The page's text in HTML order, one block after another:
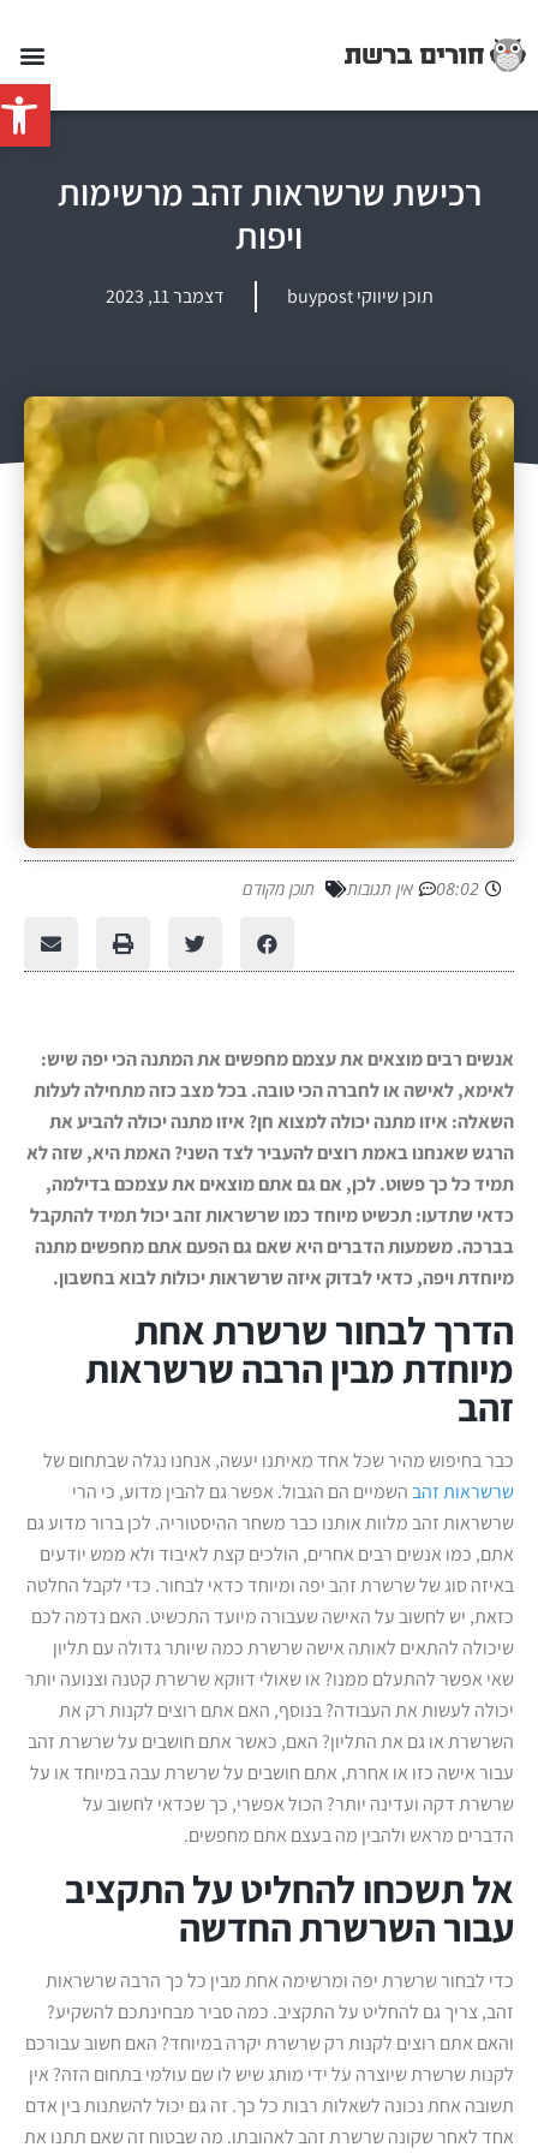
פתח
רכישת שרשראות זהב מרשימות
ויפות
תוכן שיווקי buypost דצמבר 11, 2023
08:02 אין תגובות תוכן מקודם
אנשים רבים מוצאים את עצמם מחפשים את המתנה הכי יפה שיש:
לאימא, לאישה או לחברה הכי טובה. בכל מצב כזה מתחילה לעלות
השאלה: איזו מתנה יכולה למצוא חן? איזו מתנה יכולה להביע את
הרגש שאנחנו באמת רוצים להעביר לצד השני? האמת היא, שזה לא
תמיד כל כך פשוט. לכן, אם גם אתם מוצאים את עצמכם בדילמה,
כדאי שתדעו: תכשיט מיוחד כמו שרשראות זהב יכול תמיד להתקבל
בברכה. משמעות הדברים היא שאם גם הפעם אתם מחפשים מתנה
מיוחדת ויפה, כדאי לבדוק איזה שרשראות יכולות לבוא בחשבון.
הדרך לבחור שרשרת אחת
מיוחדת מבין הרבה שרשראות
זהב
כבר בחיפוש מהיר שכל אחד מאיתנו יעשה, אנחנו נגלה שבתחום של
שרשראות זהבהשמיים הם הגבול. אפשר גם להבין מדוע, כי הרי
שרשראות זהב מלוות אותנו כבר משחר ההיסטוריה. לכן ברור מדוע גם
אתם, כמו אנשים רבים אחרים, הולכים קצת לאיבוד ולא ממש יודעים
באיזה סוג של שרשרת זהב יפה ומיוחד כדאי לבחור. כדי לקבל החלטה
כזאת, יש לחשוב על האישה שעבורה מיועד התכשיט. האם נדמה לכם
שיכולה להתאים לאותה אישה שרשרת כמה שיותר גדולה עם תליון
שאי אפשר להתעלם ממנו? או שאולי דווקא שרשרת קטנה וצנועה יותר
יכולה לעשות את העבודה? בנוסף, האם אתם רוצים לקנות רק את
השרשרת או גם את התליון? האם, כאשר אתם חושבים על שרשרת זהב
עבור אישה כזו או אחרת, אתם חושבים על שרשרת עבה במיוחד או על
שרשרת דקה ועדינה יותר? הכול אפשרי, כך שכדאי לחשוב על
הדברים מראש ולהבין מה בעצם אתם מחפשים.
אל תשכחו להחליט על התקציב
עבור השרשרת החדשה
כדי לבחור שרשרת יפה ומרשימה אחת מבין כל כך הרבה שרשראות
זהב, צריך גם להחליט על התקציב. כמה סביר מבחינתכם להשקיע?
והאם אתם רוצים לקנות רק שרשרת יקרה במיוחד? האם חשוב עבורכם
לקנות שרשרת שיוצרה על ידי מותג שיש לו שם עולמי בתחום הזה? אין
תשובה אחת נכונה לשאלות רבות כל כך. זה גם יכול להשתנות בין אדם
אחד לאחר שקונה שרשרת זהב לאהובתו. מה שבטוח זה שאם תתנו את